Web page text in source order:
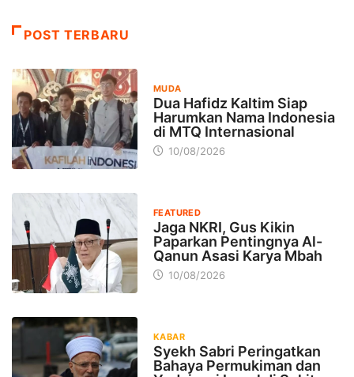
POST TERBARU
MUDA
Dua Hafidz Kaltim Siap
Harumkan Nama Indonesia
di MTQ Internasional
10/08/2026
FEATURED
Jaga NKRI, Gus Kikin
Paparkan Pentingnya Al-
Qanun Asasi Karya Mbah
10/08/2026
KABAR
Syekh Sabri Peringatkan
Bahaya Permukiman dan